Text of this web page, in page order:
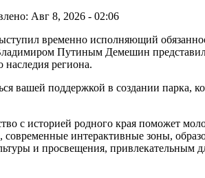
Авг 8, 2026 - 02:06
временно исполняющий
Путиным Демешин представил
наследия региона.
вашей поддержкой в создании парка,
с историей родного края поможет
современные интерактивные зоны,
и просвещения, привлекательным